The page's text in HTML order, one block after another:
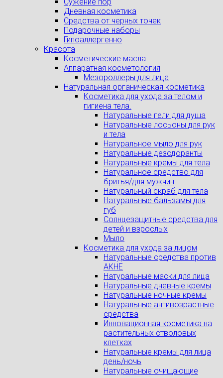
Сужение пор
Дневная косметика
Средства от черных точек
Подарочные наборы
Гипоаллергенно
Красота
Косметические масла
Аппаратная косметология
Мезороллеры для лица
Натуральная органическая косметика
Косметика для ухода за телом и
гигиена тела.
Натуральные гели для душа
Натуральные лосьоны для рук
и тела
Натуральное мыло для рук
Натуральные дезодоранты
Натуральные кремы для тела
Натуральное средство для
бритья/для мужчин
Натуральный скраб для тела
Натуральные бальзамы для
губ
Солнцезащитные средства для
детей и взрослых
Мыло
Косметика для ухода за лицом
Натуральные средства против
АКНЕ
Натуральные маски для лица
Натуральные дневные кремы
Натуральные ночные кремы
Натуральные антивозрастные
средства
Инновационная косметика на
растительных стволовых
клетках
Натуральные кремы для лица
день/ночь
Натуральные очищающие